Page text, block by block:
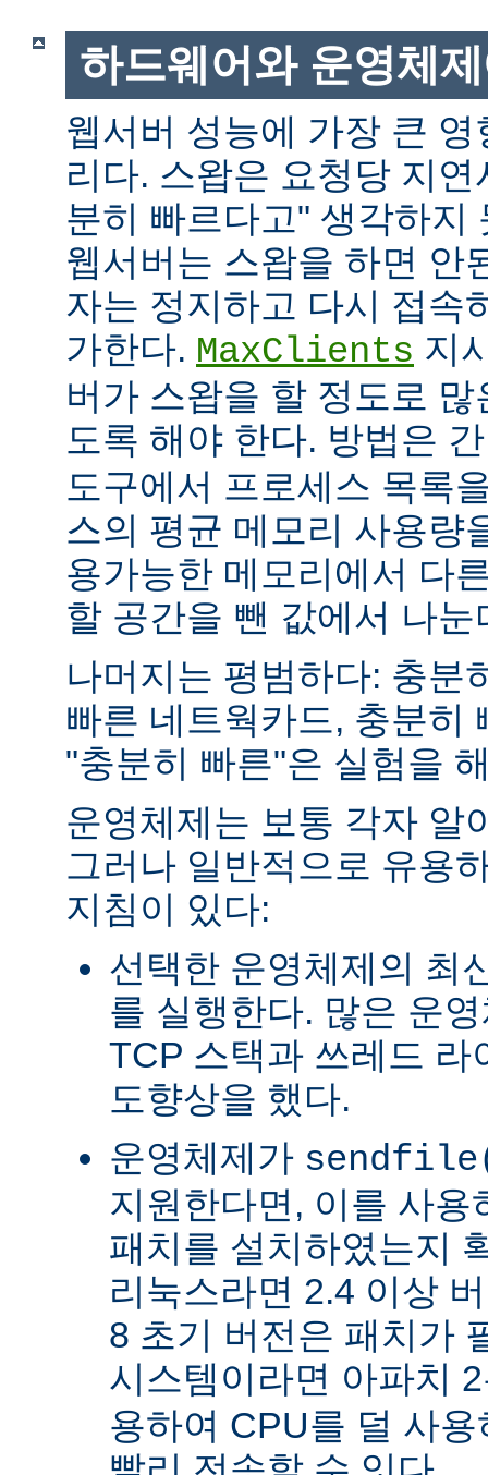
하드웨어와 운영체
웹서버 성능에 가장 큰
리다. 스왑은 요청당 지
분히 빠르다고" 생각하지
웹서버는 스왑을 하면 안
자는 정지하고 다시 접속
가한다. MaxClients 지
버가 스왑을 할 정도로
도록 해야 한다. 방법은
도구에서 프로세스 목록
스의 평균 메모리 사용량
용가능한 메모리에서 다
할 공간을 뺀 값에서 나눈
나머지는 평범하다: 충분
빠른 네트웍카드, 충분히
"충분히 빠른"은 실험을
운영체제는 보통 각자 알
그러나 일반적으로 유용
지침이 있다:
선택한 운영체제의 최
를 실행한다. 많은 운
TCP 스택과 쓰레드 라
도향상을 했다.
운영체제가
지원한다면, 이를 사용
패치를 설치하였는지
리눅스라면 2.4 이상
8 초기 버전은 패치가
시스템이라면 아파치
용하여 CPU를 덜 사